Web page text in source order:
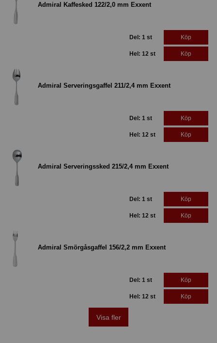
Admiral Kaffesked 122/2,0 mm Exxent
Del: 1 st Köp
Hel: 12 st Köp
Admiral Serveringsgaffel 211/2,4 mm Exxent
Del: 1 st Köp
Hel: 12 st Köp
Admiral Serveringssked 215/2,4 mm Exxent
Del: 1 st Köp
Hel: 12 st Köp
Admiral Smörgåsgaffel 156/2,2 mm Exxent
Del: 1 st Köp
Hel: 12 st Köp
Visa fler